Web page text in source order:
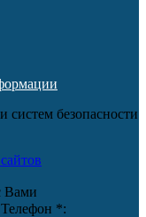
безопасности
Вами
Телефон *: